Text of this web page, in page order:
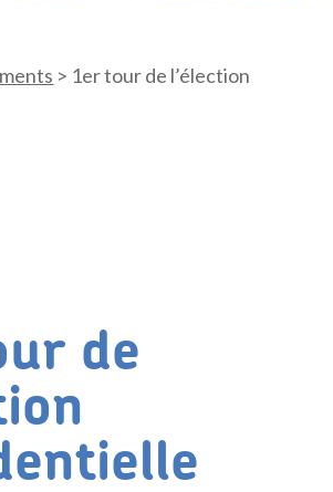
> 1er tour de l’élection
de